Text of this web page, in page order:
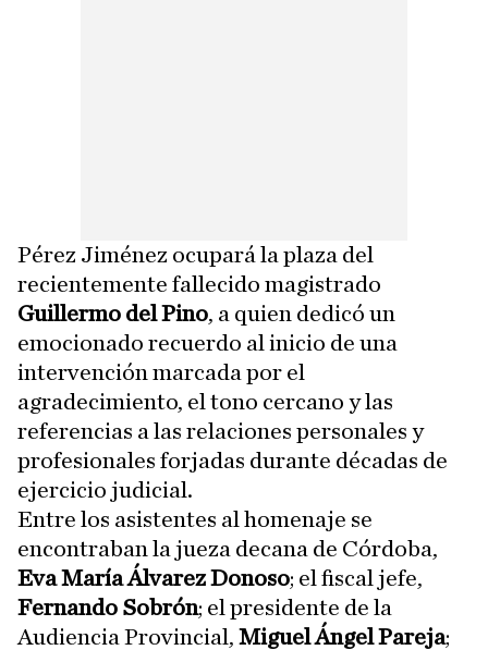
Pérez Jiménez ocupará la plaza del
recientemente fallecido magistrado
Guillermo del Pino, a quien dedicó un
emocionado recuerdo al inicio de una
intervención marcada por el
agradecimiento, el tono cercano y las
referencias a las relaciones personales y
profesionales forjadas durante décadas de
ejercicio judicial.
Entre los asistentes al homenaje se
encontraban la jueza decana de Córdoba,
Eva María Álvarez Donoso; el fiscal jefe,
Fernando Sobrón; el presidente de la
Audiencia Provincial, Miguel Ángel Pareja;